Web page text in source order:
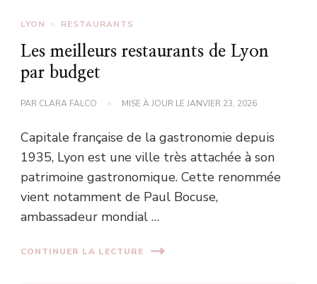
LYON RESTAURANTS
Les meilleurs restaurants de Lyon
par budget
PAR CLARA FALCO MISE À JOUR LEJANVIER 23, 2026
Capitale française de la gastronomie depuis
1935, Lyon est une ville très attachée à son
patrimoine gastronomique. Cette renommée
vient notamment de Paul Bocuse,
ambassadeur mondial …
CONTINUER LA LECTURE